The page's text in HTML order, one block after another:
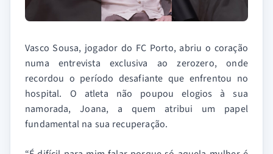
Vasco Sousa, jogador do FC Porto, abriu o coração
numa entrevista exclusiva ao zerozero, onde
recordou o período desafiante que enfrentou no
hospital. O atleta não poupou elogios à sua
namorada, Joana, a quem atribui um papel
fundamental na sua recuperação.